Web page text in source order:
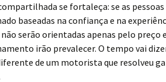
se fortaleça: se as
baseadas na confiança e na
serão orientadas apenas pelo preço
irão prevalecer. O tempo vai
de um motorista que resolveu